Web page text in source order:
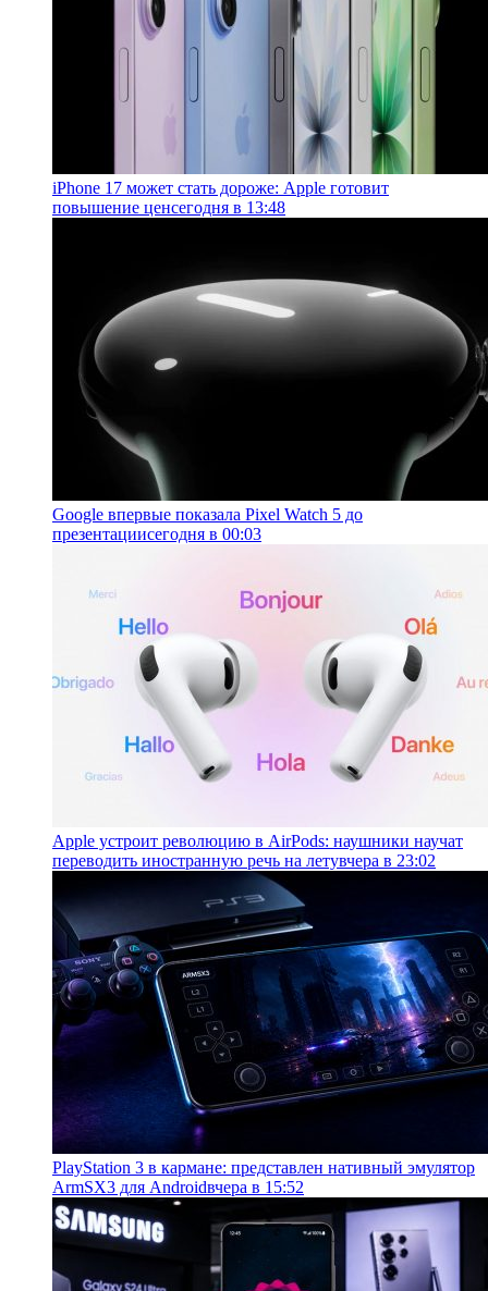
iPhone 17 может стать дороже: Apple готовит
повышение ценсегодня в 13:48
Google впервые показала Pixel Watch 5 до
презентациисегодня в 00:03
Apple устроит революцию в AirPods: наушники научат
переводить иностранную речь на летувчера в 23:02
PlayStation 3 в кармане: представлен нативный эмулятор
ArmSX3 для Androidвчера в 15:52